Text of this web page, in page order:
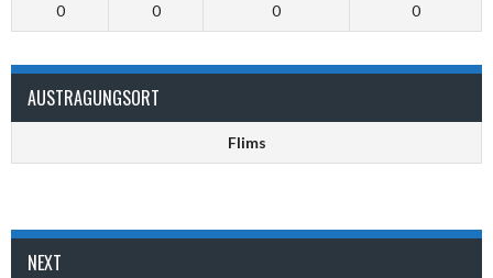
0 0 0 0
AUSTRAGUNGSORT
Flims
NEXT